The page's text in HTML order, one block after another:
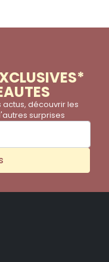
découvrir les
surprises